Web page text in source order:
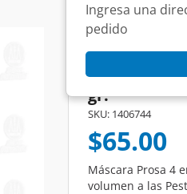
Ingresa una
pedido
PROSA
Máscara
gr.
SKU: 1406744
$65.00
Máscara Prosa 4
volumen a las